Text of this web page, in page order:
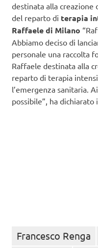
destinata alla creazione
del reparto di terapia
Raffaele di Milano
Abbiamo deciso di
personale una raccolta
Raffaele destinata alla
reparto di terapia
l’emergenza sanitaria.
possibile”, ha dichiarato
Francesco Renga